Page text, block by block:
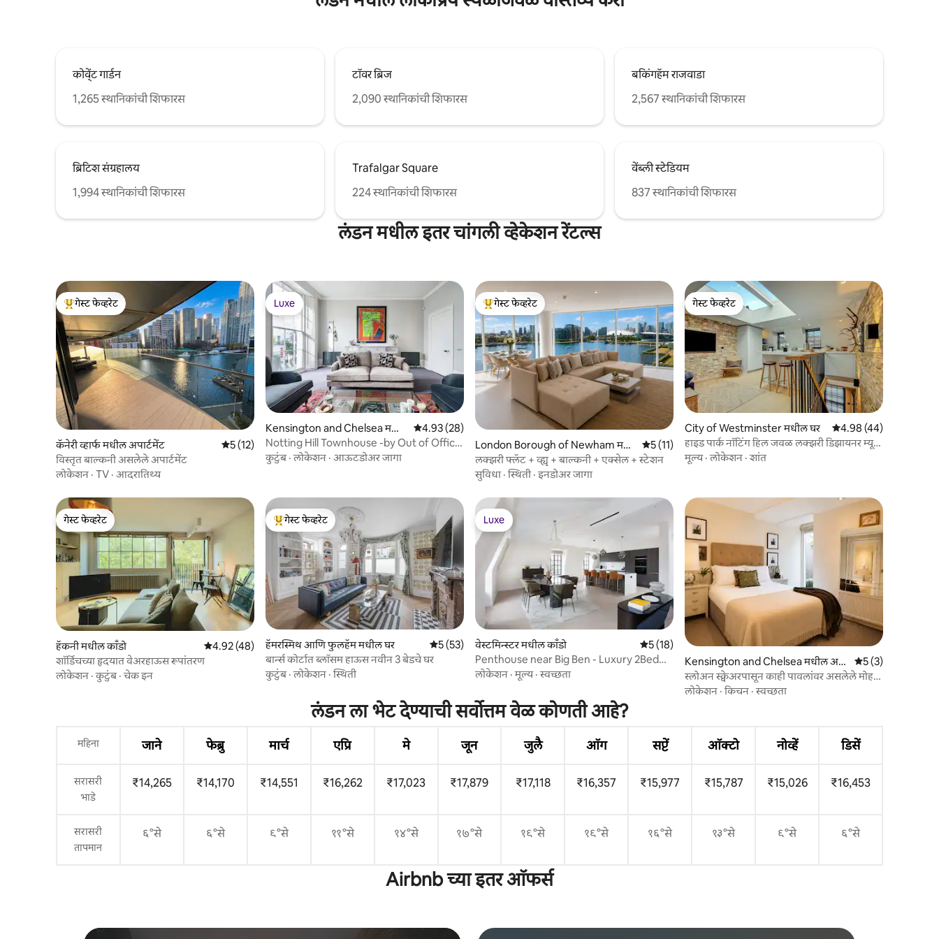
कोवें्ट गार्डन
1,265 स्थानिकांची शिफारस
टॉवर ब्रिज
2,090 स्थानिकांची शिफारस
बकिंगहॅम राजवाडा
2,567 स्थानिकांची शिफारस
ब्रिटिश संग्रहालय
1,994 स्थानिकांची शिफारस
Trafalgar Square
224 स्थानिकांची शिफारस
वेंब्ली स्टेडियम
837 स्थानिकांची शिफारस
लंडन मधील इतर चांगली व्हेकेशन रेंटल्स
टॉप गेस्ट फेव्हरेट
गेस्ट फेव्हरेट
कॅनेरी व्हार्फ मधील अपार्टमेंट 5 पैकी 5 सरासरी रेटिंग, 12 रिव्ह्यूज
5 (12)
विस्तृत बाल्कनी असलेले अपार्टमेंट
लोकेशन · TV · आदरातिथ्य
Luxe
Luxe
Kensington and Chelsea म
धील घर
5 पैकी 4.93 सरासरी रेटिंग, 28 रिव्ह्यूज
4.93 (28)
Notting Hill Townhouse -by Out of Office
Lifestyle
कुटुंब·लोकेशन · आऊटडोअर जागा
टॉप गेस्ट फेव्हरेट
गेस्ट फेव्हरेट
London Borough of Newham म
धील काँडो
5 पैकी 5 सरासरी रेटिंग, 11 रिव्ह्यूज
5 (11)
लक्झरी फ्लॅट + व्ह्यू + बाल्कनी + एक्सेल + स्टेशन
सुविधा ·स्थिती ·इनडोअर जागा
गेस्ट फेव्हरेट
गेस्ट फेव्हरेट
City of Westminster मधील घर 5 पैकी 4.98 सरासरी रेटिंग,
4.98 (44)
हाइड पार्क नॉटिंग हिल जवळ लक्झरी डिझायनर म्यूज
अपार्टमेंट
मूल्य·लोकेशन ·शांत
गेस्ट फेव्हरेट
गेस्ट फेव्हरेट
हॅकनी मधील काँडो 5 पैकी 4.92 सरासरी रेटिंग, 48 रिव्ह्यूज
4.92 (48)
शॉर्डिचच्या हृदयात वेअरहाऊस रूपांतरण
लोकेशन ·कुटुंब·चेक इन
टॉप गेस्ट फेव्हरेट
गेस्ट फेव्हरेट
हॅमरस्मिथ आणि फुलहॅम मधील घर 5 पैकी 5 सरासरी रेटिंग, 53 रिव्ह्यूज
5 (53)
बार्न्स कोर्टात ब्लॉसम हाऊस नवीन 3 बेडचे घर
कुटुंब·लोकेशन ·स्थिती
Luxe
Luxe
वेस्टमिन्स्टर मधील काँडो 5 पैकी 5 सरासरी रेटिंग, 18 रिव्ह्यूज
5 (18)
Penthouse near Big Ben - Luxury 2Bed
apartment
लोकेशन ·मूल्य·स्वच्छता
Kensington and Chelsea मधील अ
पार्टमेंट
5 पैकी 5 सरासरी
5 (3)
स्लोअन स्क्वेअरपासून काही पावलांवर असलेले मोहक
चेल्सी मेसोनेट
लोकेशन ·किचन ·स्वच्छता
लंडन ला भेट देण्याची सर्वोत्तम वेळ कोणती आहे?
महिना जाने फेब्रु मार्च एप्रि मे जून जुलै ऑग सप्टें ऑक्टो नोव्हें डिसें
सरासरी
भाडे
₹14,265 ₹14,170 ₹14,551 ₹16,262 ₹17,023 ₹17,879 ₹17,118 ₹16,357 ₹15,977 ₹15,787 ₹15,026 ₹16,453
सरासरी
तापमान
६°से ६°से ९°से ११°से १४°से १७°से १९°से १९°से १६°से १३°से ९°से ६°से
Airbnb च्या इतर ऑफर्स